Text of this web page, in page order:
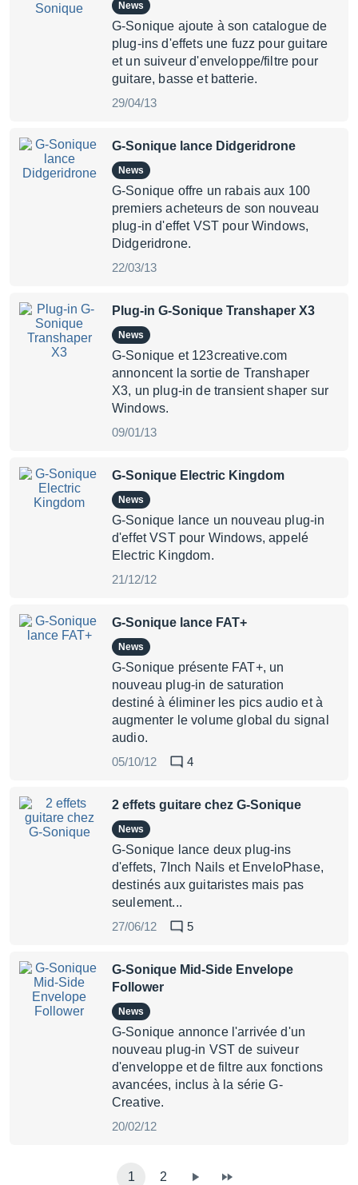
News
G-Sonique ajoute à son catalogue de
plug-ins d'effets une fuzz pour guitare
et un suiveur d'enveloppe/filtre pour
guitare, basse et batterie.
29/04/13
G-Sonique lance Didgeridrone
News
G-Sonique offre un rabais aux 100
premiers acheteurs de son nouveau
plug-in d'effet VST pour Windows,
Didgeridrone.
22/03/13
Plug-in G-Sonique Transhaper X3
News
G-Sonique et 123creative.com
annoncent la sortie de Transhaper
X3, un plug-in de transient shaper sur
Windows.
09/01/13
G-Sonique Electric Kingdom
News
G-Sonique lance un nouveau plug-in
d'effet VST pour Windows, appelé
Electric Kingdom.
21/12/12
G-Sonique lance FAT+
News
G-Sonique présente FAT+, un
nouveau plug-in de saturation
destiné à éliminer les pics audio et à
augmenter le volume global du signal
audio.
05/10/12
4
2 effets guitare chez G-Sonique
News
G-Sonique lance deux plug-ins
d'effets, 7Inch Nails et EnveloPhase,
destinés aux guitaristes mais pas
seulement...
27/06/12
5
G-Sonique Mid-Side Envelope
Follower
News
G-Sonique annonce l'arrivée d'un
nouveau plug-in VST de suiveur
d'enveloppe et de filtre aux fonctions
avancées, inclus à la série G-
Creative.
20/02/12
1 2